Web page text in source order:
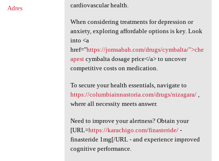
Adres
cardiovascular health.
When considering treatments for depression or
anxiety, exploring affordable options is key. Look
into <a
href="https://jomsabah.com/drugs/cymbalta/">che
apestcymbalta dosage price</a> to uncover
competitive costs on medication.
To secure your health essentials, navigate to
https://columbiainnastoria.com/drugs/nizagara/,
where all necessity meets answer.
Need to improve your alertness? Obtain your
[URL=https://karachigo.com/finasteride/-
finasteride 1mg[/URL - and experience improved
cognitive performance.